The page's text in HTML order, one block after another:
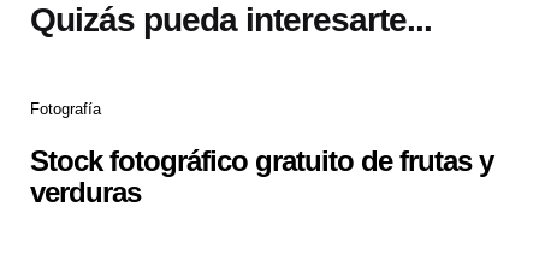
Quizás pueda interesarte...
Fotografía
Stock fotográfico gratuito de frutas y
verduras